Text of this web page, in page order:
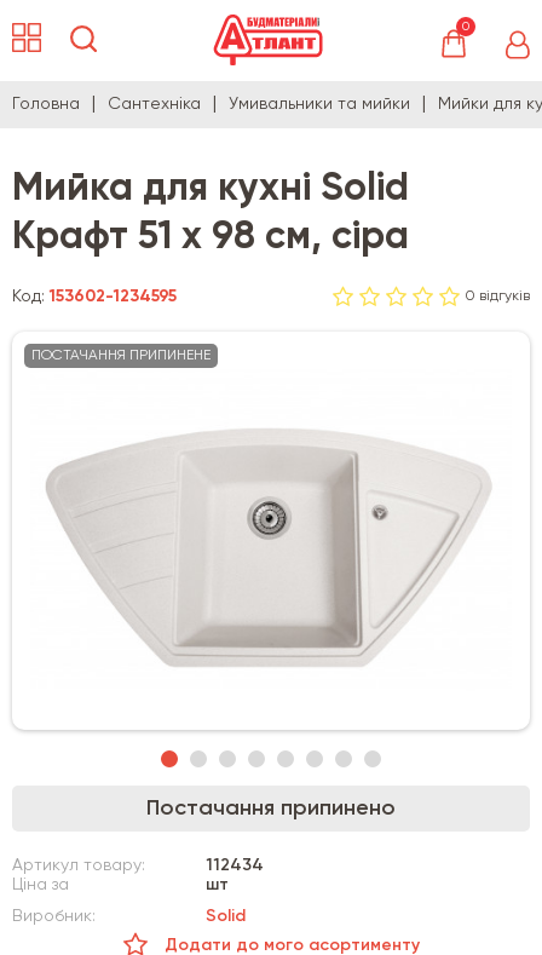
0
Головна Сантехніка Умивальники та мийки Мийки для
Мийка для кухні Solid
Крафт 51 х 98 см, сіра
Код:153602-1234595 0 відгуків
ПОСТАЧАННЯ ПРИПИНЕНЕ
Постачання припинено
Артикул товару:
112434
Ціна за
шт
Виробник:
Solid
Додати до мого асортименту